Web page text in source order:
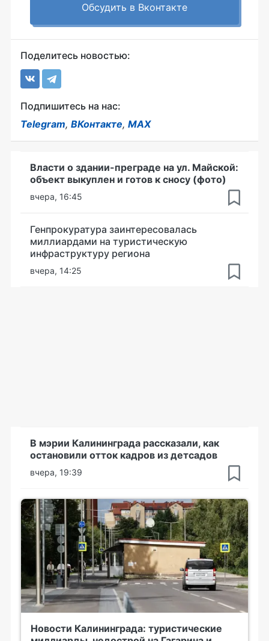
Обсудить в Вконтакте
Поделитесь новостью:
Подпишитесь на нас:
Telegram, ВКонтакте, MAX
Власти о здании-преграде на ул. Майской:
объект выкуплен и готов к сносу (фото)
вчера, 16:45
Генпрокуратура заинтересовалась
миллиардами на туристическую
инфраструктуру региона
вчера, 14:25
В мэрии Калининграда рассказали, как
остановили отток кадров из детсадов
вчера, 19:39
Новости Калининграда: туристические